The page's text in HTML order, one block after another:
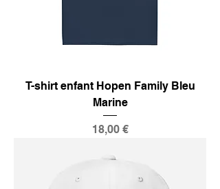
T-shirt enfant Hopen Family Bleu
Marine
Prix
18,00 €